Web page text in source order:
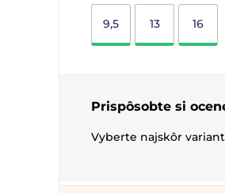
9,5 13 16
Prispôsobte si
Vyberte najskôr variant